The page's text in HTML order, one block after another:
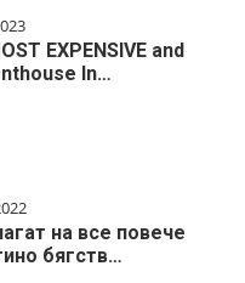
EXPENSIVE and
In…
на все повече
бягств…